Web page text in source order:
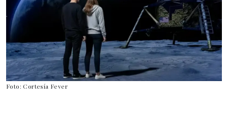
Foto: Cortesía Fever